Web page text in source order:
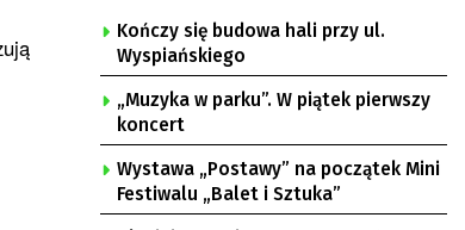
Kończy się budowa hali przy ul.
Wyspiańskiego
„Muzyka w parku”. W piątek pierwszy
koncert
Wystawa „Postawy” na początek Mini
Festiwalu „Balet i Sztuka”